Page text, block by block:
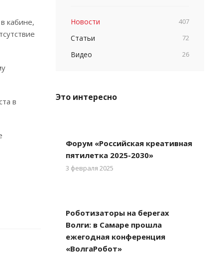
кабине,
в
Новости 407
Статьи 72
Видео 26
Это интересно
Форум «Российская креативная
пятилетка 2025-2030»
3 февраля 2025
Роботизаторы на берегах
Волги: в Самаре прошла
ежегодная конференция
«ВолгаРобот»